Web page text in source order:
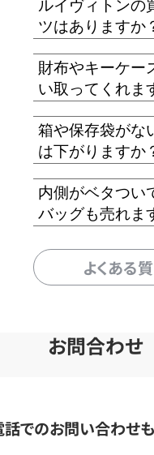
ルイヴィトンの
ツはありますか
財布やキーケー
い取ってくれま
箱や保存袋がな
は下がりますか
内側がベタつい
バッグも売れま
よくある
お問合わせ
話でのお問い合わせ